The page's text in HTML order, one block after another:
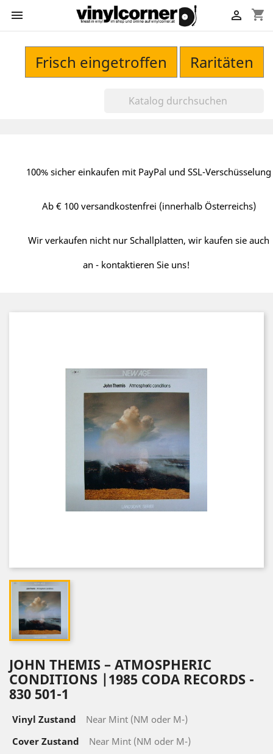
 shopping_cart

Frisch eingetroffen Raritäten
100% sicher einkaufen mit PayPal und SSL-Verschüsselung
Ab € 100 versandkostenfrei (innerhalb Österreichs)
Wir verkaufen nicht nur Schallplatten, wir kaufen sie auch
an - kontaktieren Sie uns!
JOHN THEMIS – ATMOSPHERIC
CONDITIONS |1985 CODA RECORDS -
830 501-1
Vinyl Zustand
Near Mint (NM oder M-)
Cover Zustand
Near Mint (NM oder M-)